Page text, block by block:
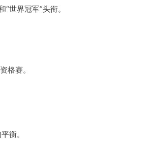
世界冠军”头衔。
格赛。
衡。